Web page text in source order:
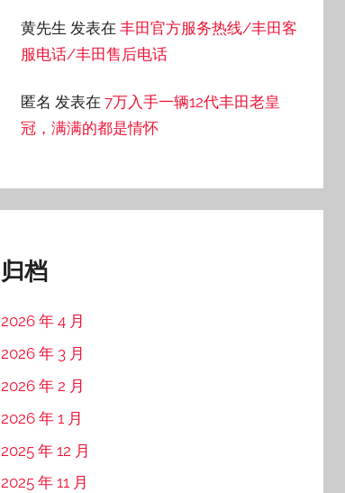
黄先生 发表在 丰田官方服务热线/丰田客
服电话/丰田售后电话
匿名 发表在 7万入手一辆12代丰田老皇
冠，满满的都是情怀
归档
2026 年 4 月
2026 年 3 月
2026 年 2 月
2026 年 1 月
2025 年 12 月
2025 年 11 月